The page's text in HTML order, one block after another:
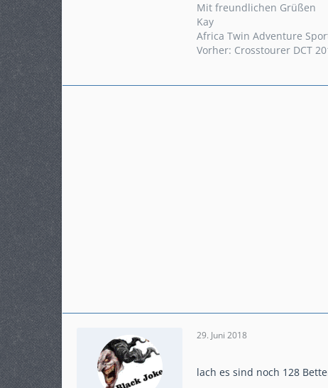
Mit freundlichen Grüßen
Kay
Africa Twin Adventure
Vorher: Crosstourer DCT
29. Juni 2018
lach es sind noch 128